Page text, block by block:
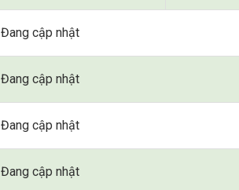
Đang cập nhật
Đang cập nhật
Đang cập nhật
Đang cập nhật